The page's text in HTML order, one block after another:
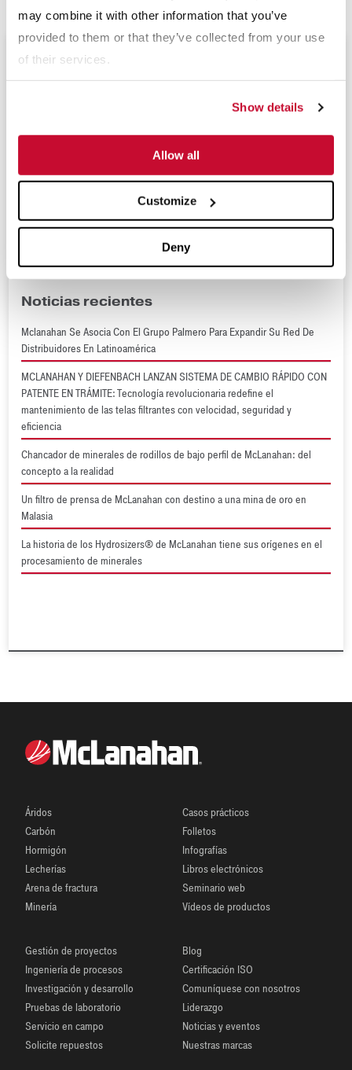
may combine it with other information that you’ve
provided to them or that they’ve collected from your use
of their services.
Show details
Allow all
Customize
Deny
Próximos Eventos
(sept 9 - 11, 2026)
(sept 29 - oct 1, 2026)
(oct 15 - 16, 2026)
Noticias recientes
Mclanahan Se Asocia Con El Grupo Palmero Para Expandir Su Red De
Distribuidores En Latinoamérica
MCLANAHAN Y DIEFENBACH LANZAN SISTEMA DE CAMBIO RÁPIDO CON
PATENTE EN TRÁMITE: Tecnología revolucionaria redefine el
mantenimiento de las telas filtrantes con velocidad, seguridad y
eficiencia
Chancador de minerales de rodillos de bajo perfil de McLanahan: del
concepto a la realidad
Un filtro de prensa de McLanahan con destino a una mina de oro en
Malasia
La historia de los Hydrosizers® de McLanahan tiene sus orígenes en el
procesamiento de minerales
Áridos
Carbón
Hormigón
Lecherías
Arena de fractura
Minería
Casos prácticos
Folletos
Infografías
Libros electrónicos
Seminario web
Vídeos de productos
Gestión de proyectos
Ingeniería de procesos
Investigación y desarrollo
Pruebas de laboratorio
Servicio en campo
Solicite repuestos
Blog
Certificación ISO
Comuníquese con nosotros
Liderazgo
Noticias y eventos
Nuestras marcas